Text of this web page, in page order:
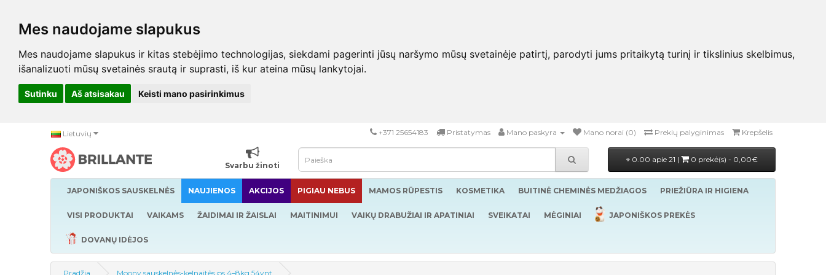
Mes naudojame slapukus
Mes naudojame slapukus ir kitas stebėjimo technologijas, siekdami pagerinti jūsų naršymo mūsų svetainėje patirtį, parodyti jums pritaikytą turinį ir tikslinius skelbimus,
išanalizuoti mūsų svetainės srautą ir suprasti, iš kur ateina mūsų lankytojai.
Sutinku Aš atsisakau Keisti mano pasirinkimus
Lietuvių +371 25654183 Pristatymas Mano paskyra Mano norai (0) Prekių palyginimas Krepšelis
Svarbu žinoti
0.00 apie 21 | 0 prekė(s) - 0,00€
JAPONIŠKOS SAUSKELNĖS NAUJIENOS AKCIJOS PIGIAU NEBUS MAMOS RŪPESTIS KOSMETIKA BUITINĖ CHEMINĖS MEDŽIAGOS PRIEŽIŪRA IR HIGIENA
VISI PRODUKTAI VAIKAMS ŽAIDIMAI IR ŽAISLAI MAITINIMUI VAIKŲ DRABUŽIAI IR APATINIAI SVEIKATAI MĖGINIAI JAPONIŠKOS PREKĖS
DOVANŲ IDĖJOS
Pradžia Moony sauskelnės-kelnaitės ps 4–8kg 54vnt